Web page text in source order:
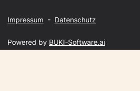
Impressum - Datenschutz
Powered by BUKI-Software.ai